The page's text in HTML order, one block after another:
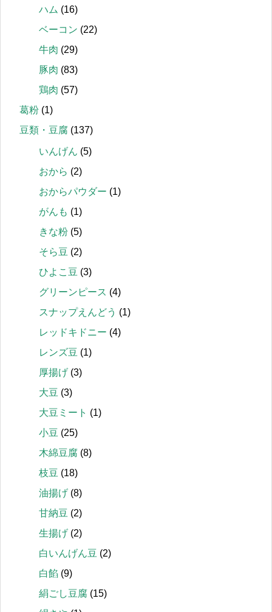
ハム (16)
ベーコン (22)
牛肉 (29)
豚肉 (83)
鶏肉 (57)
葛粉 (1)
豆類・豆腐 (137)
いんげん (5)
おから (2)
おからパウダー (1)
がんも (1)
きな粉 (5)
そら豆 (2)
ひよこ豆 (3)
グリーンピース (4)
スナップえんどう (1)
レッドキドニー (4)
レンズ豆 (1)
厚揚げ (3)
大豆 (3)
大豆ミート (1)
小豆 (25)
木綿豆腐 (8)
枝豆 (18)
油揚げ (8)
甘納豆 (2)
生揚げ (2)
白いんげん豆 (2)
白餡 (9)
絹ごし豆腐 (15)